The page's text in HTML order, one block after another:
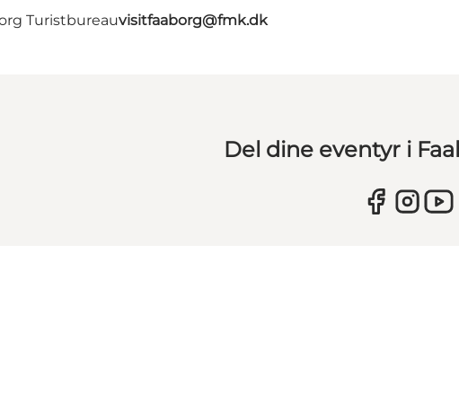
Turistbureauvisitfaaborg@fmk.dk
Del dine eventyr i